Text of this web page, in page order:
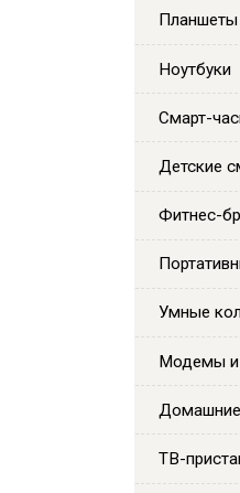
Планшеты
Ноутбуки
Смарт-
Детские
Фитнес-
Умные
Модемы и
Домашние
ТВ-